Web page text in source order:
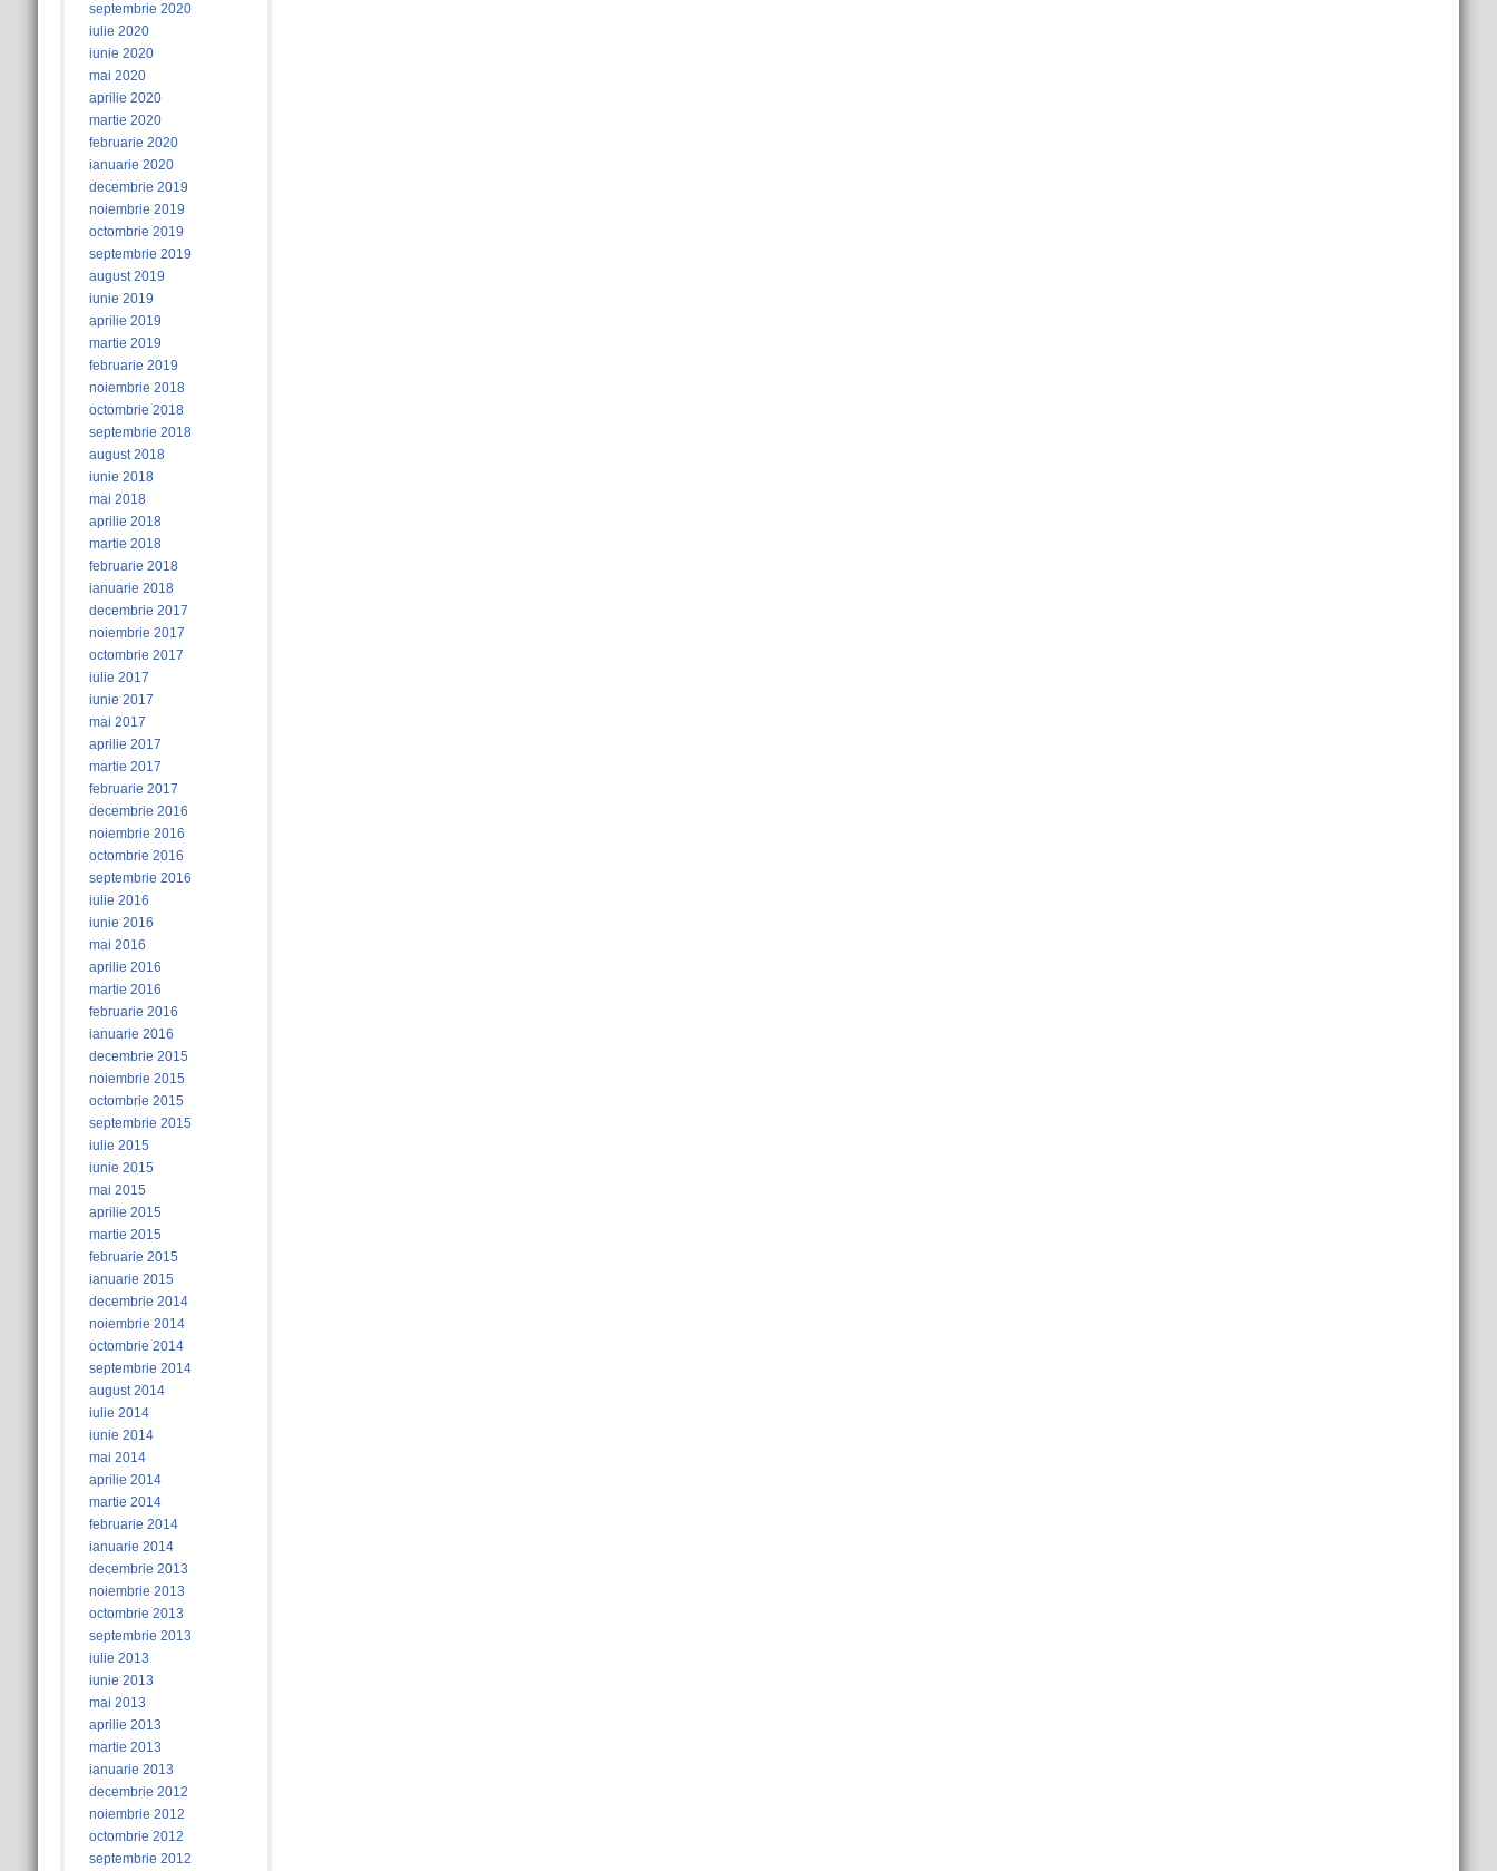
septembrie 2020
iulie 2020
iunie 2020
mai 2020
aprilie 2020
martie 2020
februarie 2020
ianuarie 2020
decembrie 2019
noiembrie 2019
octombrie 2019
septembrie 2019
august 2019
iunie 2019
aprilie 2019
martie 2019
februarie 2019
noiembrie 2018
octombrie 2018
septembrie 2018
august 2018
iunie 2018
mai 2018
aprilie 2018
martie 2018
februarie 2018
ianuarie 2018
decembrie 2017
noiembrie 2017
octombrie 2017
iulie 2017
iunie 2017
mai 2017
aprilie 2017
martie 2017
februarie 2017
decembrie 2016
noiembrie 2016
octombrie 2016
septembrie 2016
iulie 2016
iunie 2016
mai 2016
aprilie 2016
martie 2016
februarie 2016
ianuarie 2016
decembrie 2015
noiembrie 2015
octombrie 2015
septembrie 2015
iulie 2015
iunie 2015
mai 2015
aprilie 2015
martie 2015
februarie 2015
ianuarie 2015
decembrie 2014
noiembrie 2014
octombrie 2014
septembrie 2014
august 2014
iulie 2014
iunie 2014
mai 2014
aprilie 2014
martie 2014
februarie 2014
ianuarie 2014
decembrie 2013
noiembrie 2013
octombrie 2013
septembrie 2013
iulie 2013
iunie 2013
mai 2013
aprilie 2013
martie 2013
ianuarie 2013
decembrie 2012
noiembrie 2012
octombrie 2012
septembrie 2012